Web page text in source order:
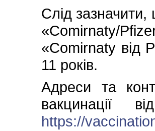
Слід
«Comirnaty/
«Comirnaty від
11 років.
Адреси та
вакцинації
https://